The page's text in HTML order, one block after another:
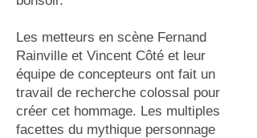
Les metteurs en scène Fernand
Rainville et Vincent Côté et leur
équipe de concepteurs ont fait un
travail de recherche colossal pour
créer cet hommage. Les multiples
facettes du mythique personnage